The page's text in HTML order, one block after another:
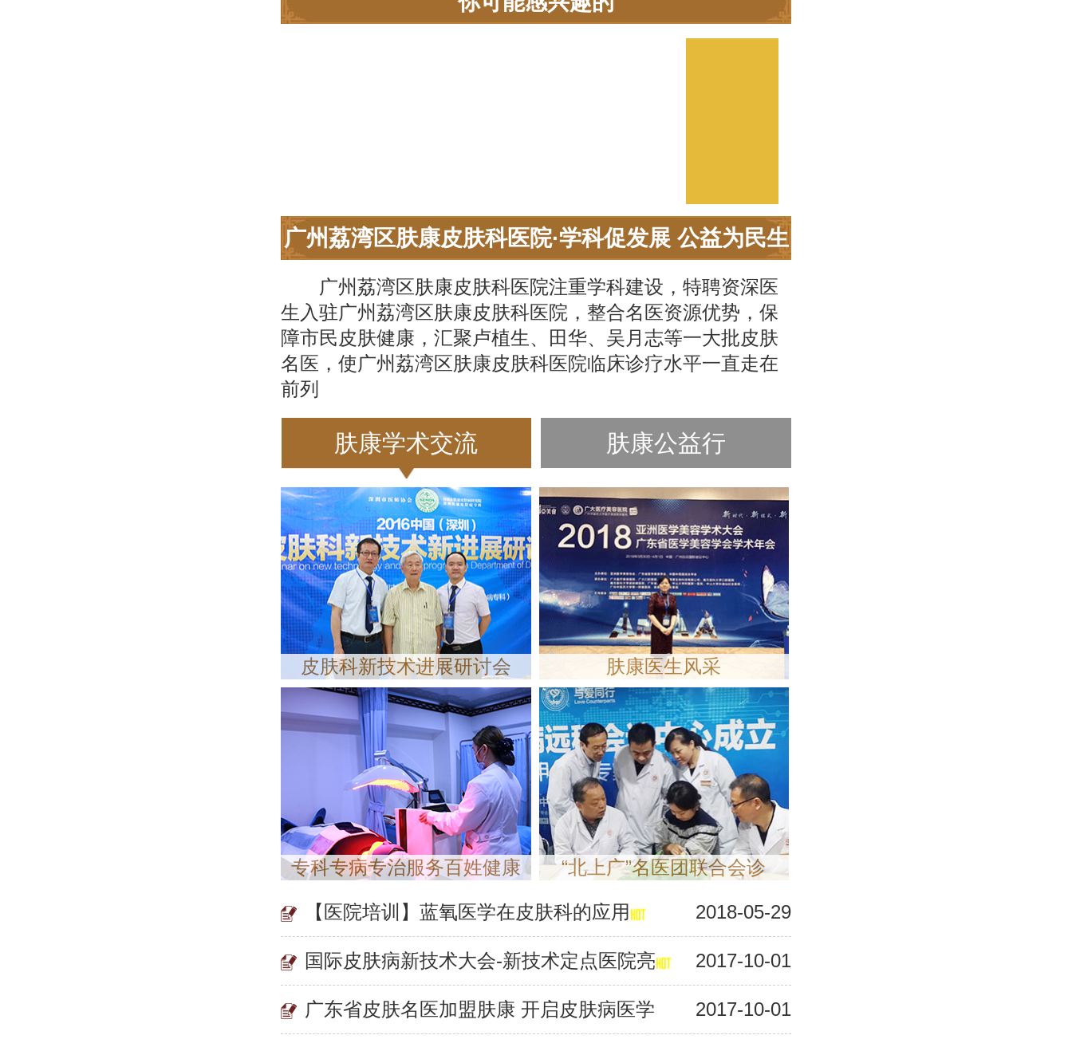
广州荔湾区肤康皮肤科医院·学科促发展 公益为民生
广州荔湾区肤康皮肤科医院注重学科建设，特聘资深医
生入驻广州荔湾区肤康皮肤科医院，整合名医资源优势，保
障市民皮肤健康，汇聚卢植生、田华、吴月志等一大批皮肤
名医，使广州荔湾区肤康皮肤科医院临床诊疗水平一直走在
前列
肤康学术交流 肤康公益行
皮肤科新技术进展研讨会 肤康医生风采
专科专病专治服务百姓健康 “北上广”名医团联合会诊
【医院培训】蓝氧医学在皮肤科的应用 2018-05-29
国际皮肤病新技术大会-新技术定点医院亮 2017-10-01
广东省皮肤名医加盟肤康 开启皮肤病医学 2017-10-01